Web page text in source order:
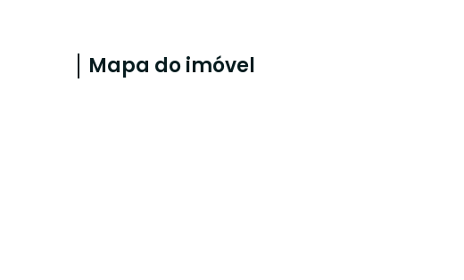
Mapa do imóvel